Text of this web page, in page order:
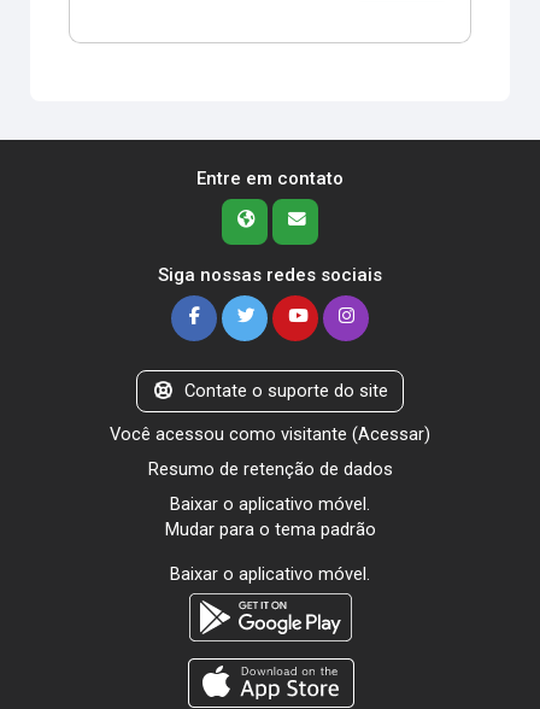
Entre em contato
Siga nossas redes sociais
Contate o suporte do site
Você acessou como visitante (Acessar)
Resumo de retenção de dados
Baixar o aplicativo móvel.
Mudar para o tema padrão
Baixar o aplicativo móvel.